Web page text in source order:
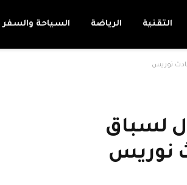
التقنية الرياضة السياحة والسفر
لسباق